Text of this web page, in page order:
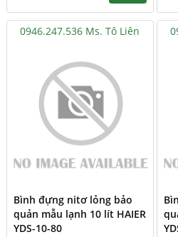
0946.247.536 Ms. Tô Liên
Bình đựng nitơ lỏng bảo
quản mẫu lạnh 10 lít HAIER
YDS-10-80